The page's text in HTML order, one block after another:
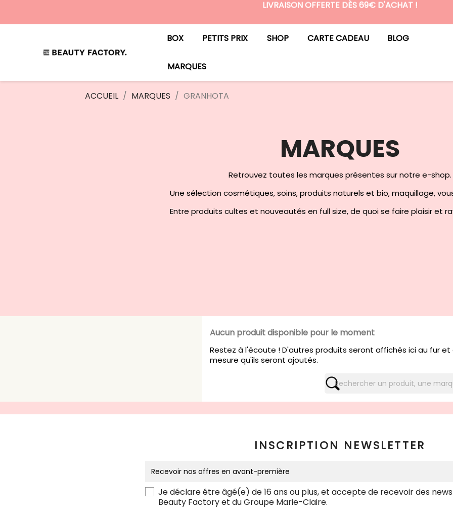
LIVRAISON OFFERTE DÈS 69€ D'ACHAT !
BOX PETITS PRIX SHOP CARTE CADEAU BLOG
MARQUES
ACCUEIL MARQUES GRANHOTA
MARQUES
Retrouvez toutes les marques présentes sur notre e-shop.
Une sélection cosmétiques, soins, produits naturels et bio, maquillage,
Entre produits cultes et nouveautés en full size, de quoi se faire plaisir et
Aucun produit disponible pour le moment
Restez à l'écoute ! D'autres produits seront affichés ici au fur et
mesure qu'ils seront ajoutés.
INSCRIPTION NEWSLETTER
Je déclare être âgé(e) de 16 ans ou plus, et accepte de recevoir des
Beauty Factory et du Groupe Marie-Claire.